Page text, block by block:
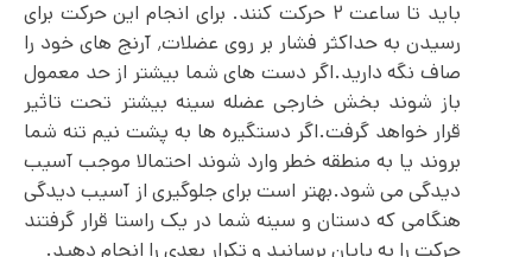
باید تا ساعت ۲ حرکت کنند. برای انجام این حرکت برای
رسیدن به حداکثر فشار بر روی عضلات٬ آرنج های خود را
صاف نگه دارید.اگر دست های شما بیشتر از حد معمول
باز شوند بخش خارجی عضله سینه بیشتر تحت تاثیر
قرار خواهد گرفت.اگر دستگیره ها به پشت نیم تنه شما
بروند یا به منطقه خطر وارد شوند احتمالا موجب آسیب
دیدگی می شود.بهتر است برای جلوگیری از آسیب دیدگی
هنگامی که دستان و سینه شما در یک راستا قرار گرفتند
حرکت را به پایان برسانید و تکرار بعدی را انجام دهید.